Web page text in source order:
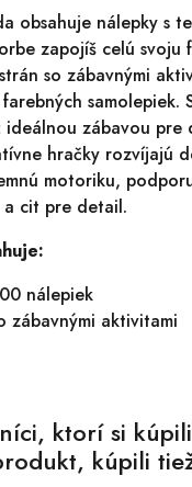
obsahuje nálepky s
zapojíš celú svoju
so zábavnými
samolepiek.
ideálnou zábavou pre
hračky rozvíjajú
motoriku,
cit pre detail.
nálepiek
zábavnými aktivitami
ktorí si
kúpili